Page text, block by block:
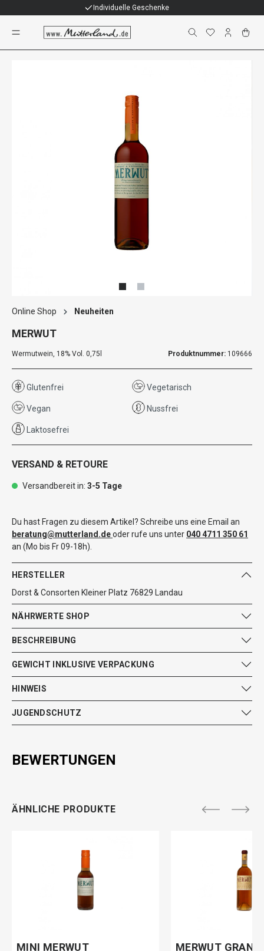
Individuelle Geschenke
Online Shop Neuheiten
MERWUT
Wermutwein, 18% Vol. 0,75l Produktnummer: 109666
Glutenfrei Vegetarisch
Vegan Nussfrei
Laktosefrei
VERSAND & RETOURE
Versandbereit in: 3-5 Tage
Du hast Fragen zu diesem Artikel? Schreibe uns eine Email an
beratung@mutterland.deoder rufe uns unter 040 4711 350 61
an (Mo bis Fr 09-18h).
HERSTELLER
Dorst & Consorten Kleiner Platz 76829 Landau
NÄHRWERTE SHOP
BESCHREIBUNG
GEWICHT INKLUSIVE VERPACKUNG
HINWEIS
JUGENDSCHUTZ
BEWERTUNGEN
ÄHNLICHE PRODUKTE
MINI MERWUT MERWUT GRAND